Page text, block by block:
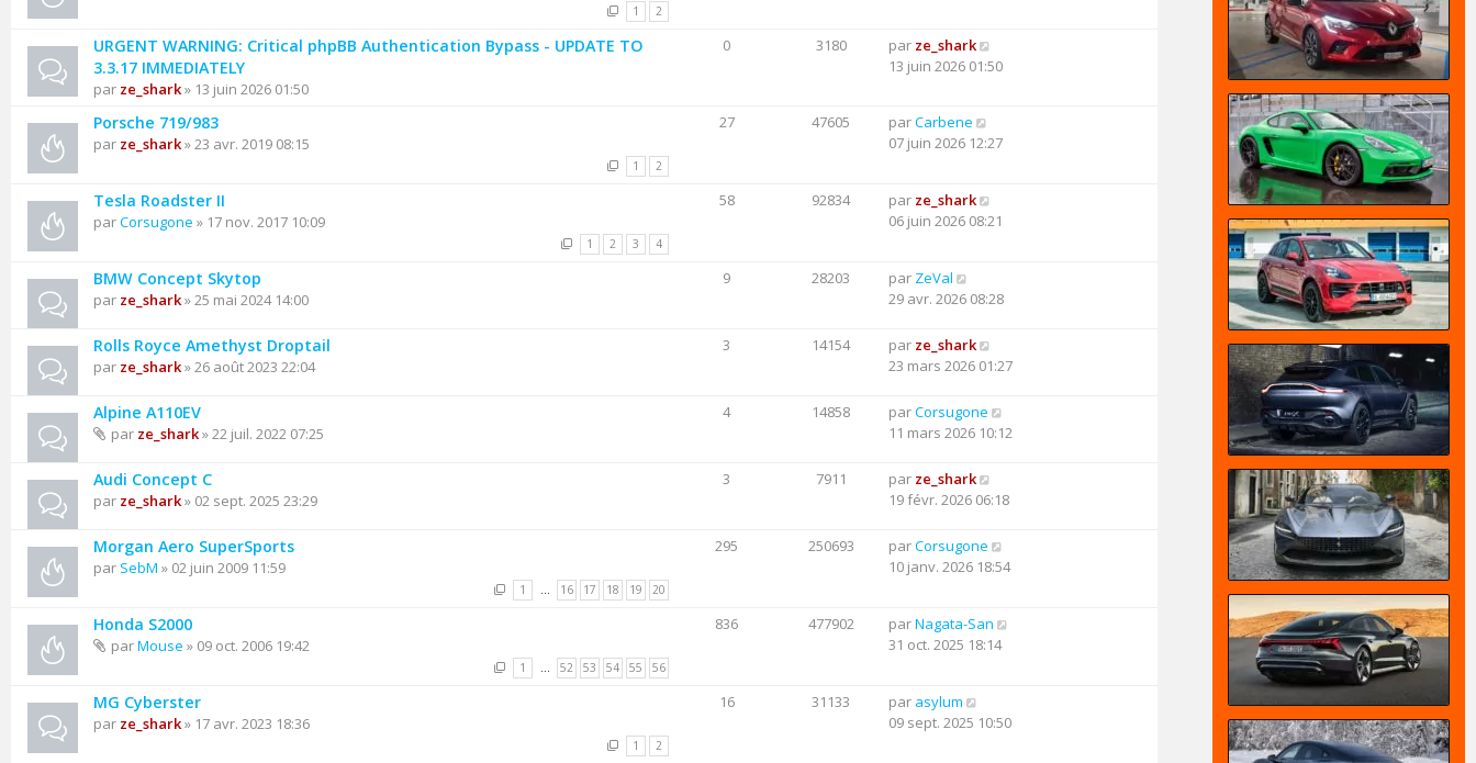
1 2
URGENT WARNING: Critical phpBB Authentication Bypass - UPDATE TO
3.3.17 IMMEDIATELY
par ze_shark» 13 juin 2026 01:50
0 3180 par ze_shark
13 juin 2026 01:50
Porsche 719/983
par ze_shark» 23 avr. 2019 08:15
1 2
27 47605 parCarbene
07 juin 2026 12:27
Tesla Roadster II
parCorsugone » 17 nov. 2017 10:09
1 2 3 4
58 92834 par ze_shark
06 juin 2026 08:21
BMW Concept Skytop
par ze_shark» 25 mai 2024 14:00
9 28203 par ZeVal
29 avr. 2026 08:28
Rolls Royce Amethyst Droptail
par ze_shark» 26 août 2023 22:04
3 14154 par ze_shark
23 mars 2026 01:27
Alpine A110EV
par ze_shark» 22 juil. 2022 07:25
4 14858 parCorsugone
11 mars 2026 10:12
Audi Concept C
par ze_shark» 02 sept. 2025 23:29
3 7911 par ze_shark
19 févr. 2026 06:18
Morgan Aero SuperSports
par SebM » 02 juin 2009 11:59
1 … 16 17 18 19 20
295 250693 parCorsugone
10 janv. 2026 18:54
Honda S2000
parMouse » 09 oct. 2006 19:42
1 … 52 53 54 55 56
836 477902 parNagata-San
31 oct. 2025 18:14
MG Cyberster
par ze_shark» 17 avr. 2023 18:36
1 2
16 31133 par asylum
09 sept. 2025 10:50